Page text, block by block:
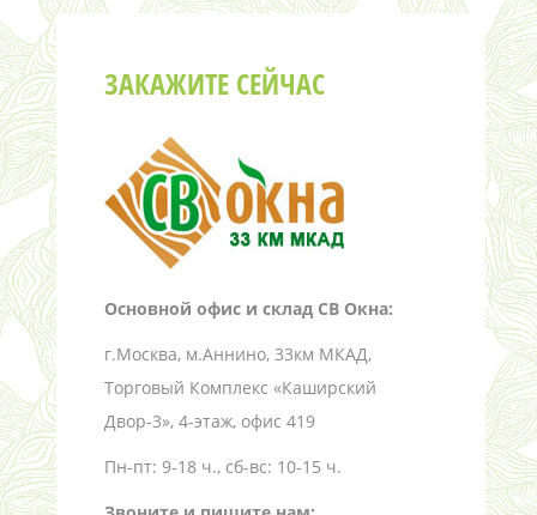
ЗАКАЖИТЕ СЕЙЧАС
Основной офис и склад СВ Окна:
г.Москва, м.Аннино, 33км МКАД,
Торговый Комплекс «Каширский
Двор-3», 4-этаж, офис 419
Пн-пт: 9-18 ч., сб-вс: 10-15 ч.